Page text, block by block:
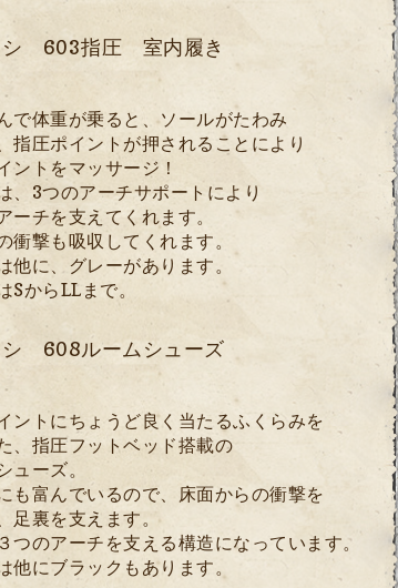
シ 603指圧 室内履き
で体重が乗ると、ソールがたわみ
指圧ポイントが押されることにより
ントをマッサージ！
、3つのアーチサポートにより
ーチを支えてくれます。
衝撃も吸収してくれます。
他に、グレーがあります。
SからLLまで。
シ 608ルームシューズ
ントにちょうど良く当たるふくらみを
、指圧フットベッド搭載の
ューズ。
も富んでいるので、床面からの衝撃を
足裏を支えます。
つのアーチを支える構造になっています。
他にブラックもあります。